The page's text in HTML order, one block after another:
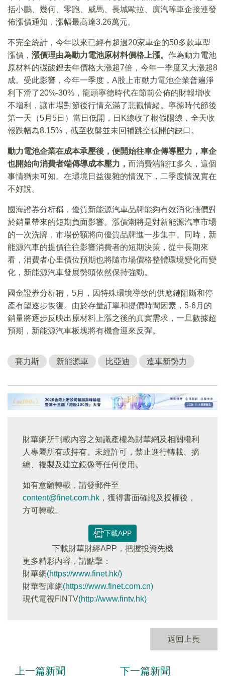
括小鵬、幾何、零跑、威馬、長城歐拉、廣汽等車企接連發
佈漲價通知，漲幅最高達3.26萬元。
不完全統計，今年以來已經有超過20家車企的50多款車型
漲價， 漲價理由為動力電池原材料價格上漲。 作為動力電池
原材料的碳酸鋰去年價格大漲超7倍，今年一季度又大漲超8
成。受此影響，今年一季度，A股上市動力電池企業普遍淨
利下滑了20%-30%，龍頭寧德時代在節前公佈的財報增收
不增利，讓市場對節後行情充滿了悲觀情緒。寧德時代節後
第一天（5月5日）當日低開，日K線收了根假陽線，全天收
報跌幅為8.15%，截至收盤並未回補跳空低開的缺口。
動力電池企業在成本承壓後，便開始往車企傳導壓力，車企
也開始向消費者端傳導成本壓力， 而消費端能扛多久，這個
事情猶未可知。在環境日益復雜的情況下，二季度情況實在
不好說。
國海證券分析稱，優質新能源汽車品牌能夠有效消化漲價對
於銷量帶來的短期負面影響。漲價潮將是對新能源汽車市場
的一次洗牌，市場份額將向優質品牌進一步集中。同時，新
能源汽車的提價往往影響消費者的短期決策，從中長期來
看，消費者心里價位預期也將隨市場價格整體環境變化而變
化，新能源汽車發展勢頭依然保持強勁。
國金證券分析稱，5月，因特殊環境導致的供應鏈阻斷和停
產有望逐步恢復。由於存量訂單和提價時間因素，5-6月的
銷量將逐步反映出原材料上漲之後的真實需求，一旦數據超
預期，新能源汽車板塊將有機會迎來反彈。
賽力斯 新能源車 比亞迪 造車新勢力
財華網所刊載內容之知識產權為財華網及相關權利
人專屬所有或持有。未經許可，禁止進行轉載、摘
編、複製及建立鏡像等任何使用。
如有意願轉載，請發郵件至
content@finet.com.hk ，獲得書面確認及授權後，
方可轉載。
下載APP
下載財華財經APP，把握投資先機
更多精彩内容，請點擊：
財華網(https://www.finet.hk/)
財華智庫網(https://www.finet.com.cn)
現代電視FINTV(http://www.fintv.hk)
返回上頁
上一篇新聞 下一篇新聞